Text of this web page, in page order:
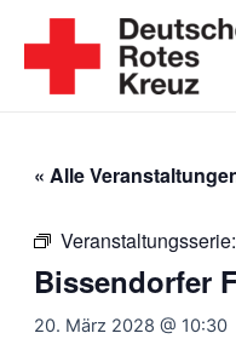
Inhalt
springen
« Alle
Veranstaltungsserie:
Bissendorfer
20. März 2028 @ 10:30